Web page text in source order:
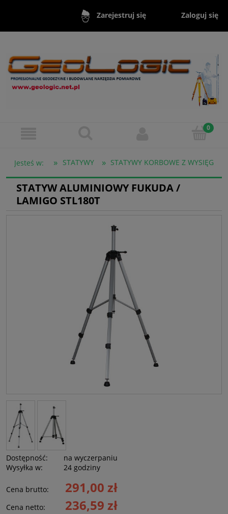
Zarejestruj się Zaloguj się
Jesteś w: » STATYWY » STATYWY KORBOWE Z
STATYW ALUMINIOWY FUKUDA /
LAMIGO STL180T
Dostępność:
na wyczerpaniu
Wysyłka w:
24 godziny
Cena brutto: 291,00 zł
Cena netto: 236,59 zł